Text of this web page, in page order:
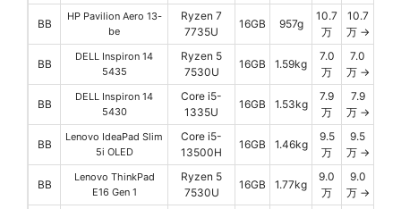
BB
HP Pavilion Aero 13-
be
Ryzen 7
7735U
16GB 957g
10.7
万
10.7
万 →
BB
DELL Inspiron 14
5435
Ryzen 5
7530U
16GB 1.59kg
7.0
万
7.0
万 →
BB
DELL Inspiron 14
5430
Core i5-
1335U
16GB 1.53kg
7.9
万
7.9
万 →
BB
Lenovo IdeaPad Slim
5i OLED
Core i5-
13500H
16GB 1.46kg
9.5
万
9.5
万 →
BB
Lenovo ThinkPad
E16 Gen 1
Ryzen 5
7530U
16GB 1.77kg
9.0
万
9.0
万 →